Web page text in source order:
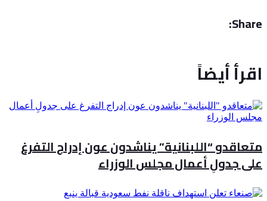
Share:
اقرأ أيضاً
متعاقدو “اللبنانية” يناشدون عون إدراج التفرغ
على جدولِ أعمال مجلس الوزراء